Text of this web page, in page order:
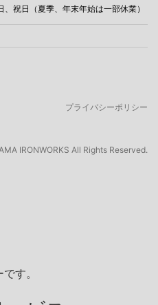
祝日（夏季、年末年始は一部休業）
プライバシーポリシー
IRONWORKS All Rights Reserved.
す。